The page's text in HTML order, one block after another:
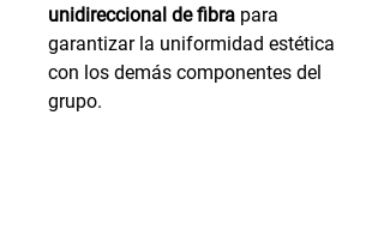
unidireccional de fibra para
garantizar la uniformidad estética
con los demás componentes del
grupo.